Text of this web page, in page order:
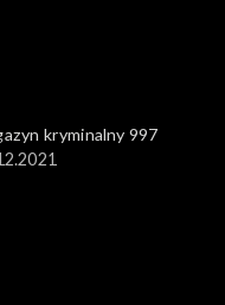
kryminalny 997